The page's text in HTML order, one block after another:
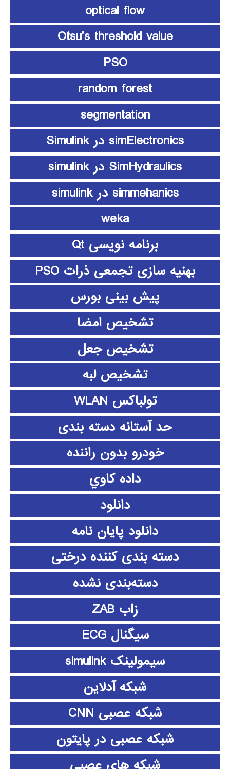
optical flow
Otsu’s threshold value
PSO
random forest
segmentation
simElectronics در Simulink
SimHydraulics در simulink
simmehanics در simulink
weka
برنامه نویسی Qt
بهنیه سازی تجمعی ذرات PSO
پیش بینی بورس
تشخیص امضا
تشخیص جعل
تشخیص لبه
تولباکس WLAN
حد آستانه دسته بندی
خودرو بدون راننده
داده كاوي
دانلود
دانلود پايان نامه
دسته بندی کننده درختی
دسته‌بندی نشده
زاب ZAB
سیگنال ECG
سیمولینک simulink
شبکه آدلاین
شبکه عصبی CNN
شبکه عصبی در پایتون